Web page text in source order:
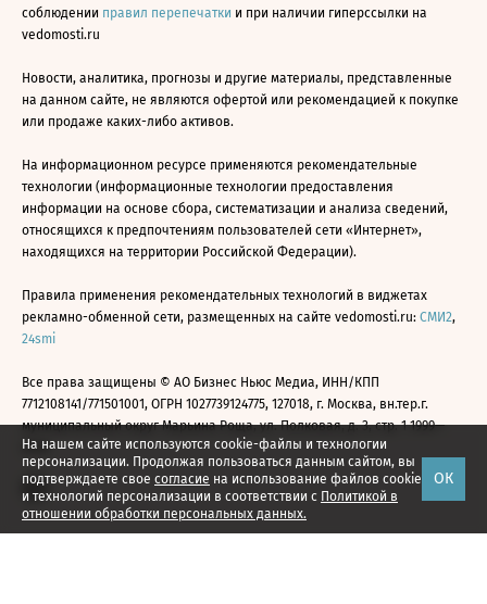
На нашем сайте используются cookie-файлы и технологии
персонализации. Продолжая пользоваться данным сайтом, вы
подтверждаете свое согласие на использование файлов cookie
и технологий персонализации в соответствии с Политикой в
отношении обработки персональных данных.
ОК
соблюдении правил перепечатки и при наличии гиперссылки на
vedomosti.ru
Новости, аналитика, прогнозы и другие материалы, представленные
на данном сайте, не являются офертой или рекомендацией к покупке
или продаже каких-либо активов.
На информационном ресурсе применяются рекомендательные
технологии (информационные технологии предоставления
информации на основе сбора, систематизации и анализа сведений,
относящихся к предпочтениям пользователей сети «Интернет»,
находящихся на территории Российской Федерации).
Правила применения рекомендательных технологий в виджетах
рекламно-обменной сети, размещенных на сайте vedomosti.ru: СМИ2,
24smi
Все права защищены © АО Бизнес Ньюс Медиа, ИНН/КПП
7712108141/771501001, ОГРН 1027739124775, 127018, г. Москва, вн.тер.г.
муниципальный округ Марьина Роща, ул. Полковая, д. 3, стр. 1 1999—
2026